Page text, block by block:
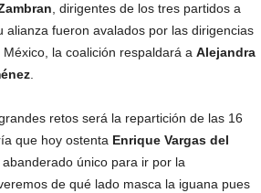
, dirigentes de los tres partidos a
fueron avalados por las dirigencias
la coalición respaldará a Alejandra
.
retos será la repartición de las 16
que hoy ostenta Enrique Vargas del
único para ir por la
de qué lado masca la iguana pues